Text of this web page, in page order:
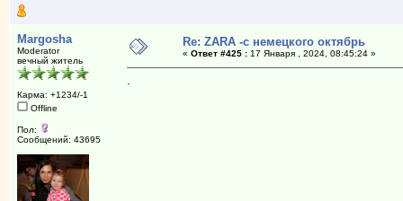
Margosha
Moderator
вечный житель
Карма: +1234/-1
Offline
Пол:
Сообщений: 43695
Re: ZARA -с немецкого октябрь
« Ответ #425 :17 Января , 2024, 08:45:24 »
.